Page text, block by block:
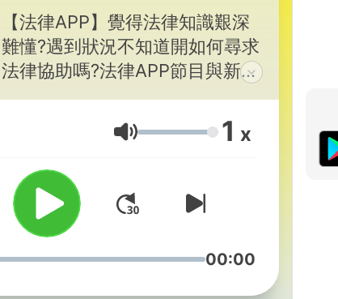
【法律APP】覺得法律知識艱深
難懂?遇到狀況不知道開如何尋求
法律協助嗎?法律APP節目與新竹
律師公會合作，每週一個主題邀
請律師在線上分享相關案例，結
合專業知識與自身經驗，搭配主
持人銀花的精準提問，用最淺顯
的方式解答聽眾朋友們最想了解
的法律問題!
【好客萬花筒】跟著主持人銀花
音量 1 x
00:00